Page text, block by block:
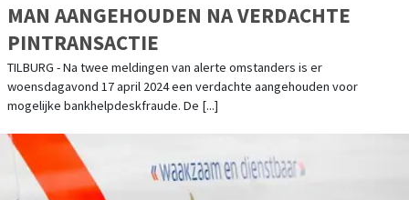
MAN AANGEHOUDEN NA VERDACHTE
PINTRANSACTIE
TILBURG - Na twee meldingen van alerte omstanders is er
woensdagavond 17 april 2024 een verdachte aangehouden voor
mogelijke bankhelpdeskfraude. De [...]